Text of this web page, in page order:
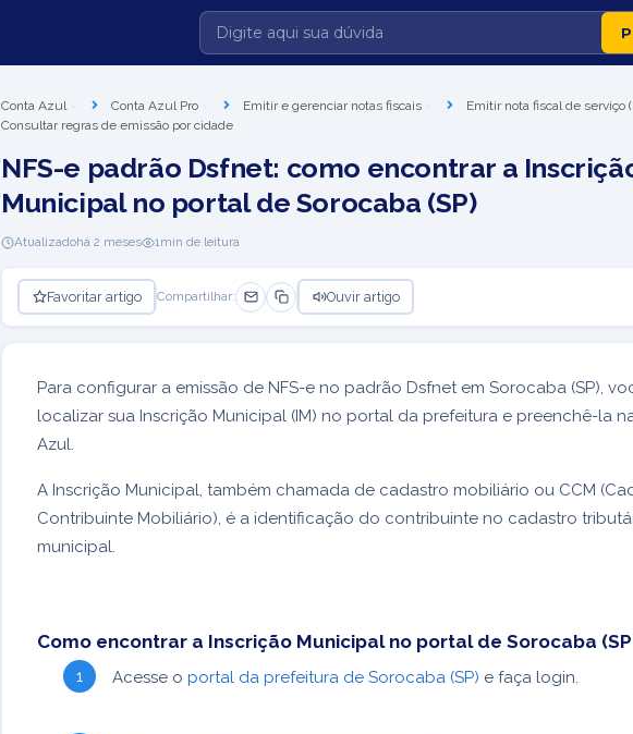
Conta Azul Conta Azul Pro Emitir e gerenciar notas fiscais
Emitir nota fiscal de serviço
Consultar regras de emissão por cidade
NFS-e padrão Dsfnet: como encontrar a
Municipal no portal de Sorocaba (SP)
Atualizadohá 2 meses 1min de leitura
Favoritar artigo Compartilhar: Ouvir artigo
Para configurar a emissão de NFS-e no padrão Dsfnet em Sorocaba (SP),
localizar sua Inscrição Municipal (IM) no portal da prefeitura e preenchê-la
Azul.
A Inscrição Municipal, também chamada de cadastro mobiliário ou CCM
Contribuinte Mobiliário), é a identificação do contribuinte no cadastro
municipal.
Como encontrar a Inscrição Municipal no portal de Sorocaba
Acesse o portal da prefeitura de Sorocaba (SP) e faça login.